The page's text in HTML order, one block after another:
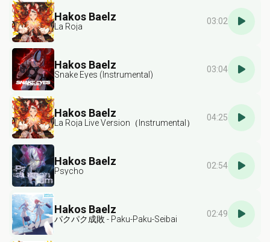
Hakos Baelz
La Roja
03:02
Hakos Baelz
Snake Eyes (Instrumental)
03:04
Hakos Baelz
La Roja Live Version（Instrumental）
04:25
Hakos Baelz
Psycho
02:54
Hakos Baelz
パクパク成敗 - Paku-Paku-Seibai
02:49